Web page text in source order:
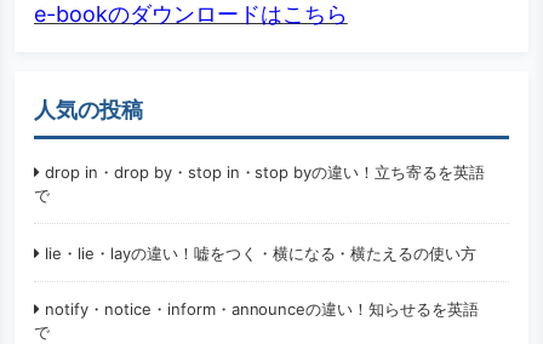
e-bookのダウンロードはこちら
人気の投稿
drop in・drop by・stop in・stop byの違い！立ち寄るを英語
で
lie・lie・layの違い！嘘をつく・横になる・横たえるの使い方
notify・notice・inform・announceの違い！知らせるを英語
で